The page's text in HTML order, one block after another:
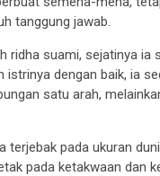
tanggung jawab.
ridha suami, sejatinya ia
dengan baik, ia
satu arah,
terjebak pada ukuran
pada ketakwaan dan